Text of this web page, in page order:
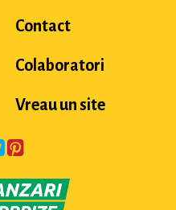
Contact
Colaboratori
Vreau un site